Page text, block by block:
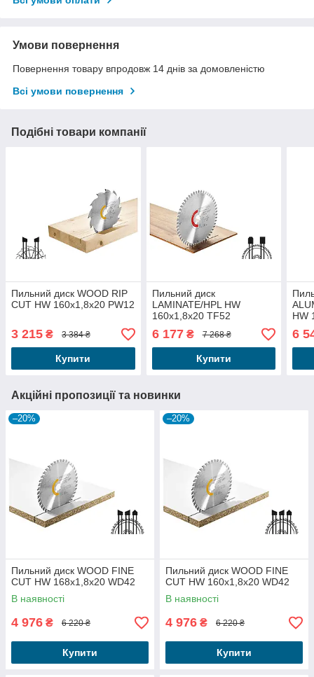
Умови повернення
Повернення товару впродовж 14 днів за домовленістю
Всі умови повернення
Подібні товари компанії
Пильний диск WOOD RIP
CUT HW 160x1,8x20 PW12
3 215 ₴ 3 384 ₴
Купити
Пильний диск
LAMINATE/HPL HW
160x1,8x20 TF52
6 177₴ 7 268 ₴
Купити
HW
6
Акційні пропозиції та новинки
–20%
Пильний диск WOOD FINE
CUT HW 168x1,8x20 WD42
В наявності
4 976 ₴ 6 220 ₴
Купити
–20%
Пильний диск WOOD FINE
CUT HW 160x1,8x20 WD42
В наявності
4 976 ₴ 6 220 ₴
Купити